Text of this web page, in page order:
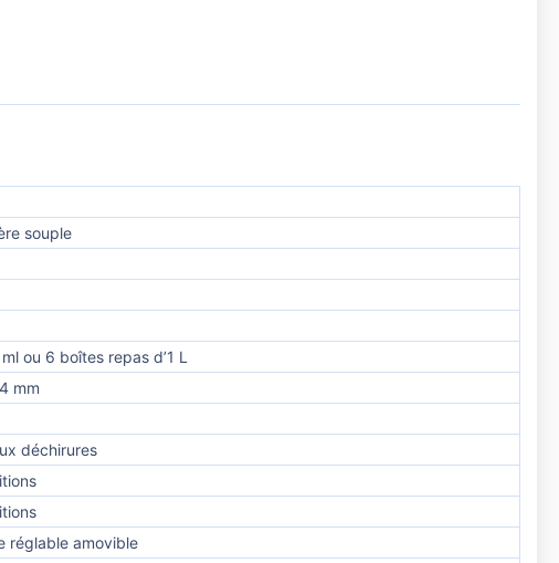
souple
ou 6 boîtes repas d’1 L
mm
déchirures
réglable amovible